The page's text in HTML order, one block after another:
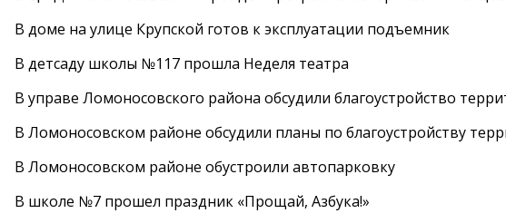
В доме на улице Крупской готов к эксплуатации подъемник
В детсаду школы №117 прошла Неделя театра
В управе Ломоносовского района обсудили благоустройство
В Ломоносовском районе обсудили планы по благоустройству
В Ломоносовском районе обустроили автопарковку
В школе №7 прошел праздник «Прощай, Азбука!»